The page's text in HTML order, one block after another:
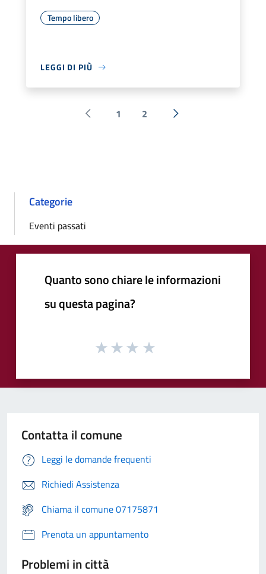
Tempo libero
LEGGI DI PIÙ
Pagina precedente
1 2 Successiva »
Categorie
Eventi passati
Quanto sono chiare le informazioni
su questa pagina?
Contatta il comune
Leggi le domande frequenti
Richiedi Assistenza
Chiama il comune 07175871
Prenota un appuntamento
Problemi in città